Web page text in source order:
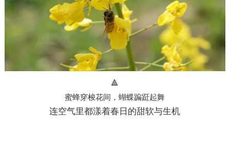
🔺
蜜蜂穿梭花间，蝴蝶蹁跹起舞
连空气里都漾着春日的甜软与生机